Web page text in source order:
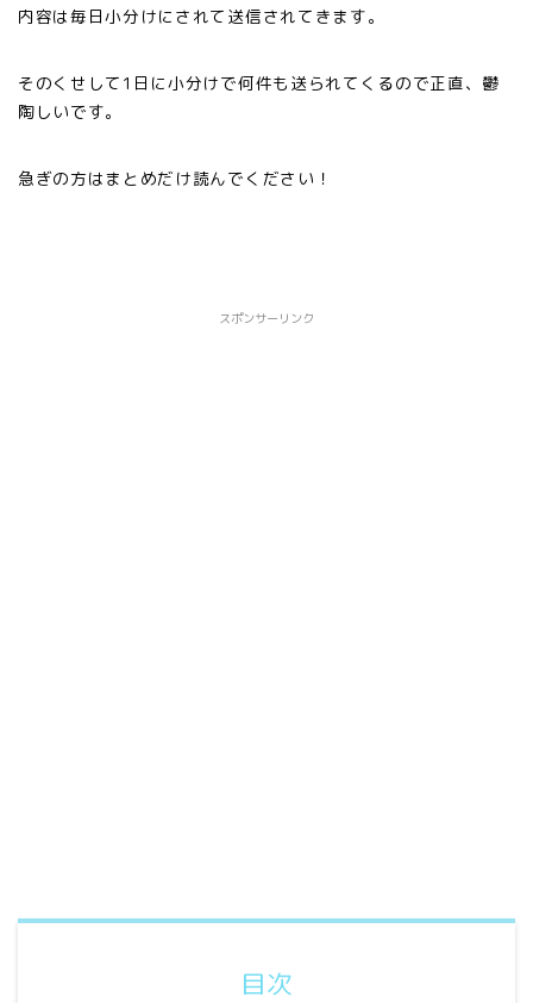
内容は毎日小分けにされて送信されてきます。
そのくせして1日に小分けで何件も送られてくるので正直、鬱
陶しいです。
急ぎの方はまとめだけ読んでください！
スポンサーリンク
目次